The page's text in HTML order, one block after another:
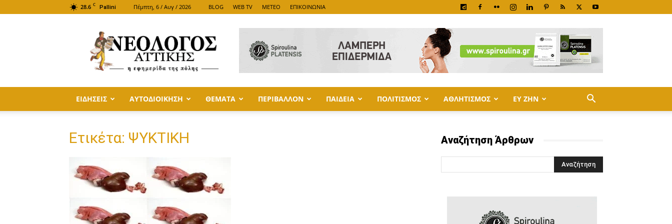
28.6 C Pallini Πέμπτη, 6 / Αυγ / 2026 BLOG WEB TV METEO ΕΠΙΚΟΙΝΩΝΙΑ
ΑΤΤΙΚΗΣ
ΕΙΔΗΣΕΙΣ ΑΥΤΟΔΙΟΙΚΗΣΗ ΘΕΜΑΤΑ ΠΕΡΙΒΑΛΛΟΝ ΠΑΙΔΕΙΑ ΠΟΛΙΤΙΣΜΟΣ ΑΘΛΗΤΙΣΜΟΣ ΕΥ ΖΗΝ
Ετικέτα: ΨΥΚΤΙΚΗ Αναζήτηση Άρθρων